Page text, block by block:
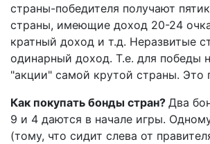
страны-победителя получают
страны, имеющие доход 20-24
кратный доход и т.д. Неразвитые
одинарный доход. Т.е. для победы
"акции" самой крутой страны. Это
Как покупать бонды стран? Два
9 и 4 даются в начале игры.
(тому, что сидит слева от